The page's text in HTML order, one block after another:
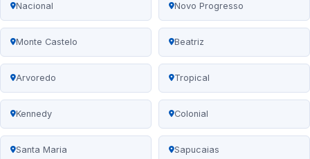
Nacional Novo Progresso
Monte Castelo Beatriz
Arvoredo Tropical
Kennedy Colonial
Santa Maria Sapucaias